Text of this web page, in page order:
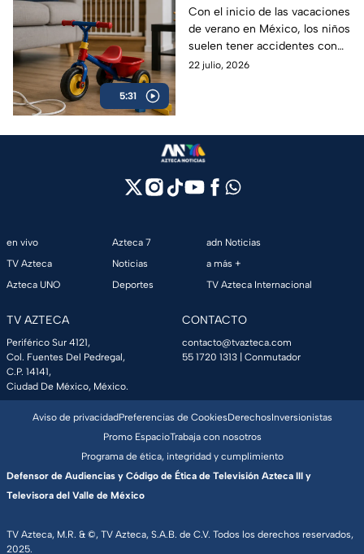
5:31
vacaciones: hasta 84
niños se lesionan cada
hora en México | VIDEO
Con el inicio de las vacaciones
de verano en México, los niños
suelen tener accidentes con
mucha más frecuencia, ¿qué
22 julio, 2026
en vivo
TV Azteca
Azteca UNO
Azteca 7
Noticias
Deportes
adn Noticias
a más +
TV Azteca Internacional
TV AZTECA
Periférico Sur 4121,
Col. Fuentes Del Pedregal,
C.P. 14141,
Ciudad De México, México.
CONTACTO
contacto@tvazteca.com
55 1720 1313 | Conmutador
TV Azteca, M.R. & ©, TV Azteca, S.A.B. de C.V. Todos los derechos reservados,
2025.
Aviso de privacidadPreferencias de CookiesDerechosInversionistas
Promo EspacioTrabaja con nosotros
Programa de ética, integridad y cumplimiento
Defensor de Audiencias y Código de Ética de Televisión Azteca III y
Televisora del Valle de México